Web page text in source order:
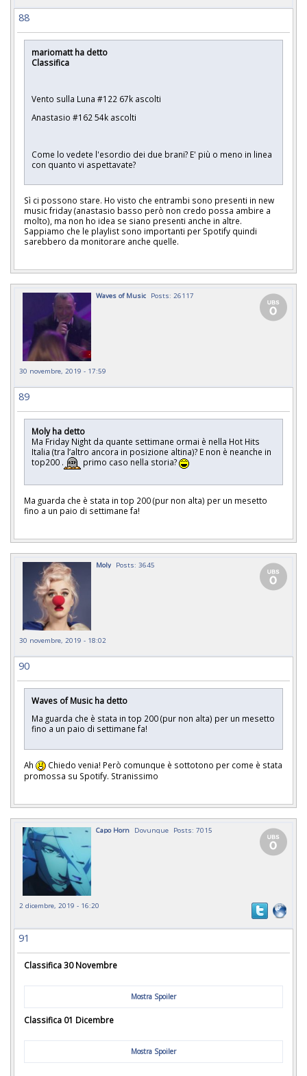
88
mariomatt ha detto
Classifica
Vento sulla Luna #122 67k ascolti
Anastasio #162 54k ascolti
Come lo vedete l'esordio dei due brani? E' più o meno in linea
con quanto vi aspettavate?
Sì ci possono stare. Ho visto che entrambi sono presenti in new
music friday (anastasio basso però non credo possa ambire a
molto), ma non ho idea se siano presenti anche in altre.
Sappiamo che le playlist sono importanti per Spotify quindi
sarebbero da monitorare anche quelle.
Waves of Music Posts: 26117
30 novembre, 2019 - 17:59
89
Moly ha detto
Ma Friday Night da quante settimane ormai è nella Hot Hits
Italia (tra l’altro ancora in posizione altina)? E non è neanche in
top200 .
primo caso nella storia?
Ma guarda che è stata in top 200 (pur non alta) per un mesetto
fino a un paio di settimane fa!
Moly Posts: 3645
30 novembre, 2019 - 18:02
90
Waves of Music ha detto
Ma guarda che è stata in top 200 (pur non alta) per un mesetto
fino a un paio di settimane fa!
Ah
Chiedo venia! Però comunque è sottotono per come è stata
promossa su Spotify. Stranissimo
Capo Horn Dovunque Posts: 7015
2 dicembre, 2019 - 16:20
91
Classifica 30 Novembre
Mostra Spoiler
Classifica 01 Dicembre
Mostra Spoiler